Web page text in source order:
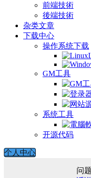
前端技術
後端技術
杂类文章
下载中心
操作系统下载
GM工具
系统工具
开源代码
个人中心
问题